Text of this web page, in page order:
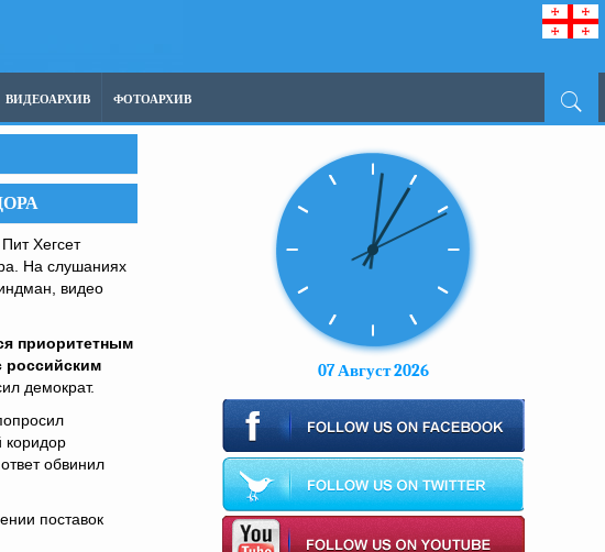
ВИДЕОАРХИВ ФОТОАРХИВ
Хегсет
На слушаниях
видео
приоритетным
российским
демократ.
коридор
обвинил
поставок
07 Август 2026